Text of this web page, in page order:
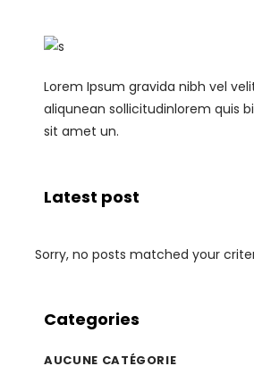
Lorem Ipsum gravida nibh vel
aliqunean sollicitudinlorem quis
sit amet un.
Latest post
Sorry, no posts matched your
Categories
AUCUNE CATÉGORIE